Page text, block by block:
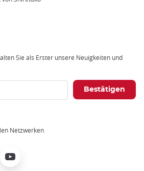
Sie als Erster unsere Neuigkeiten und
Netzwerken
Youtube